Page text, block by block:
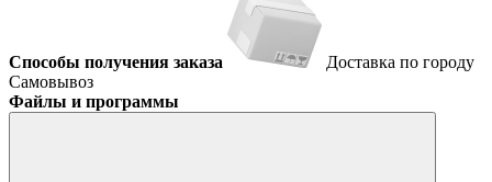
Способы получения заказа
Доставка по городу
Самовывоз
Файлы и программы